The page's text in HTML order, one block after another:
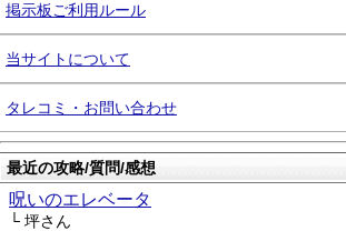
掲示板ご利用ルール
当サイトについて
タレコミ・お問い合わせ
最近の攻略/質問/感想
呪いのエレベータ
└ 坪さん